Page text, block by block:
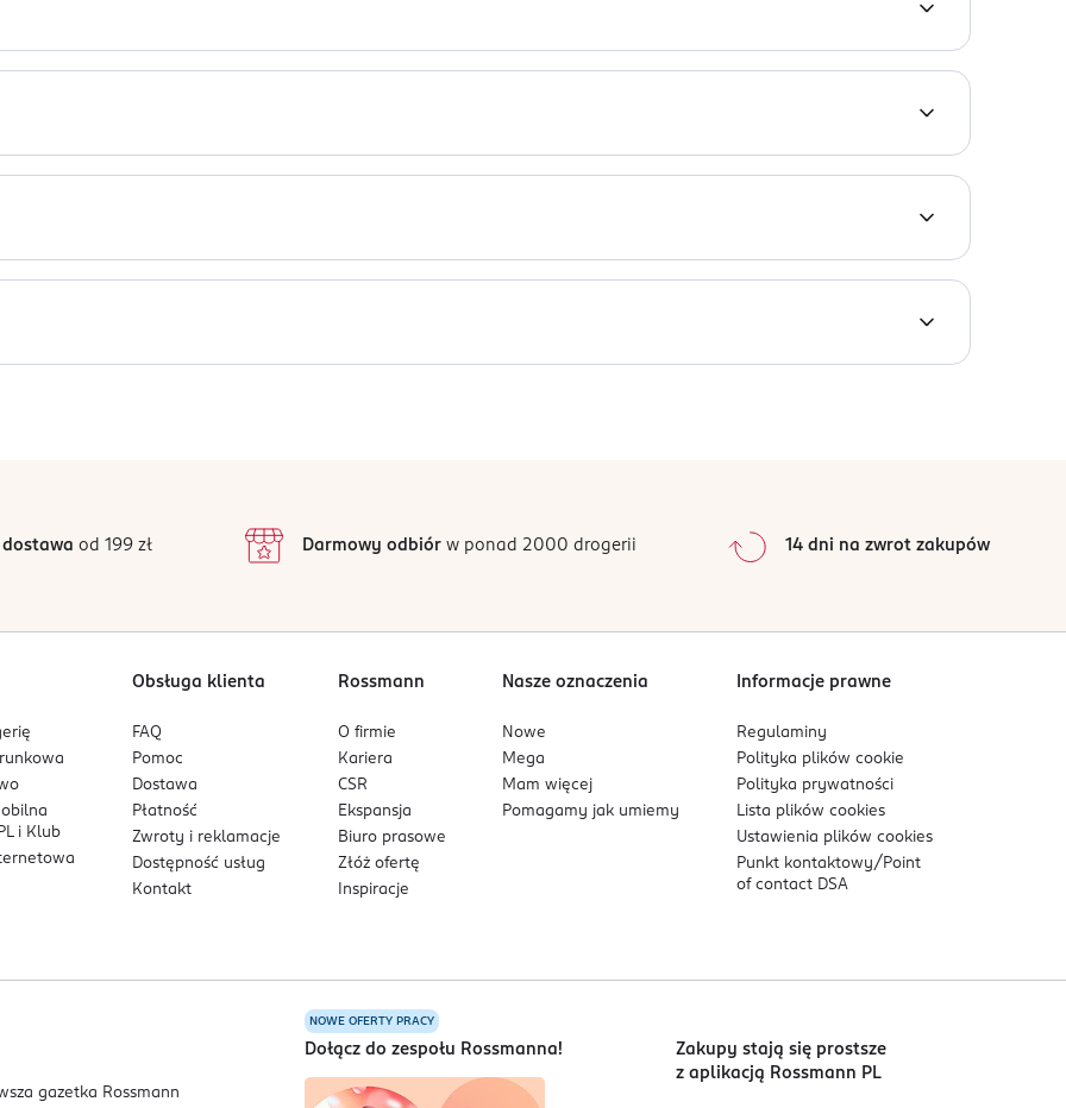
odnawialnych włókien roślinnych.
jak i suchych włosów
2
1
0%
Sortowanie wgdata: od najnowszej
od 199 zł Darmowy odbiórw ponad 2000 drogerii 14 dni na zwrot zakupów
i Klub
Obsługa klienta
FAQ
Pomoc
Dostawa
Płatność
Zwroty i reklamacje
Dostępność usług
Kontakt
Rossmann
O firmie
Kariera
CSR
Ekspansja
Biuro prasowe
Złóż ofertę
Inspiracje
Nasze oznaczenia
Nowe
Mega
Mam więcej
Pomagamy jak umiemy
Informacje prawne
Regulaminy
Polityka plikówcookie
Polityka prywatności
Lista plikówcookies
Ustawienia plikówcookies
Punkt kontaktowy/ Point
of contact DSA
NOWE OFERTY PRACY
Dołącz do zespołu Rossmanna!
Zakupy stają się prostsze
z aplikacją Rossmann PL